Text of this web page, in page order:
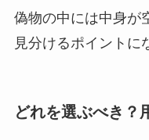
偽物の中には中身が
見分けるポイントに
どれを選ぶべき？